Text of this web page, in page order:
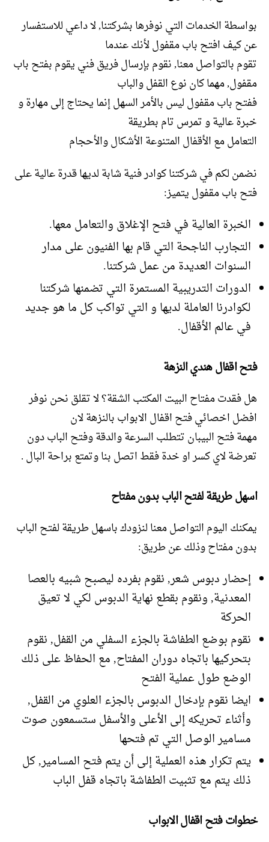
بواسطة الخدمات التي نوفرها بشركتنا, لا داعي للاستفسار
عن كيف افتح باب مقفول لأنك عندما
تقوم بالتواصل معنا, نقوم بإرسال فريق فني يقوم بفتح باب
مقفول, مهما كان نوع القفل والباب
ففتح باب مقفول ليس بالأمر السهل إنما يحتاج إلى مهارة و
خبرة عالية و تمرس تام بطريقة
التعامل مع الأقفال المتنوعة الأشكال والأحجام
نضمن لكم في شركتنا كوادر فنية شابة لديها قدرة عالية على
فتح باب مقفول يتميز:
الخبرة العالية في فتح الإغلاق والتعامل معها.
التجارب الناجحة التي قام بها الفنيون على مدار
السنوات العديدة من عمل شركتنا.
الدورات التدريبية المستمرة التي تضمنها شركتنا
لكوادرنا العاملة لديها و التي تواكب كل ما هو جديد
في عالم الأقفال.
فتح اقفال هندي النزهة
هل فقدت مفتاح البيت المكتب الشقة؟ لا تقلق نحن نوفر
افضل اخصائي فتح اقفال الابواب بالنزهة لان
مهمة فتح البيبان تتطلب السرعة والدقة وفتح الباب دون
تعرضة لاي كسر او خدة فقط اتصل بنا وتمتع براحة البال .
اسهل طريقة لفتح الباب بدون مفتاح
يمكنك اليوم التواصل معنا لنزودك باسهل طريقة لفتح الباب
بدون مفتاح وذلك عن طريق:
إحضار دبوس شعر, نقوم بفرده ليصبح شبيه بالعصا
المعدنية, ونقوم بقطع نهاية الدبوس لكي لا تعيق
الحركة
نقوم بوضع الطفاشة بالجزء السفلي من القفل, نقوم
بتحركيها باتجاه دوران المفتاح, مع الحفاظ على ذلك
الوضع طول عملية الفتح
ايضا نقوم بإدخال الدبوس بالجزء العلوي من القفل,
وأثناء تحريكه إلى الأعلى والأسفل ستسمعون صوت
مسامير الوصل التي تم فتحها
يتم تكرار هذه العملية إلى أن يتم فتح المسامير, كل
ذلك يتم مع تثبيت الطفاشة باتجاه قفل الباب
خطوات فتح اقفال الابواب